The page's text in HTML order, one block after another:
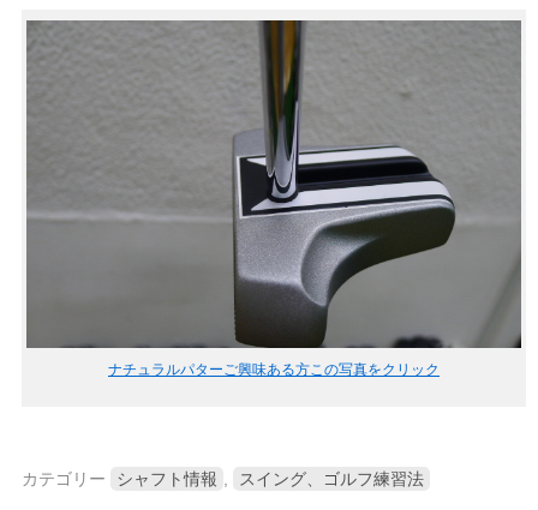
ナチュラルパターご興味ある方この写真をクリック
カテゴリー シャフト情報 スイング、ゴルフ練習法